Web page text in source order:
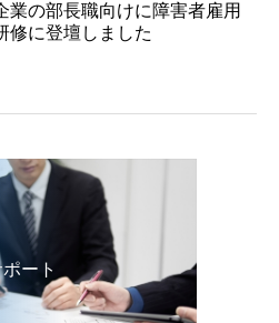
業の部長職向けに障害者雇用
修に登壇しました
ート